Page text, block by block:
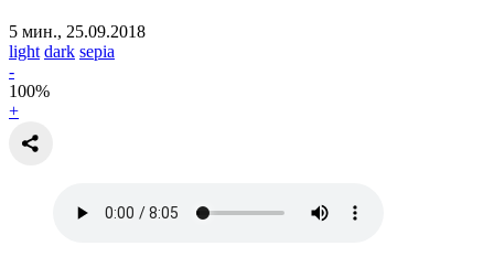
5 мин., 25.09.2018
light dark sepia
-
100%
+